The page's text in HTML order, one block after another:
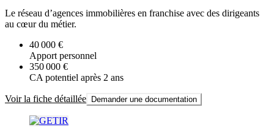
Le réseau d’agences immobilières en franchise avec des dirigeants
au cœur du métier.
40 000 €
Apport personnel
350 000 €
CA potentiel après 2 ans
Voir la fiche détaillée Demander une documentation